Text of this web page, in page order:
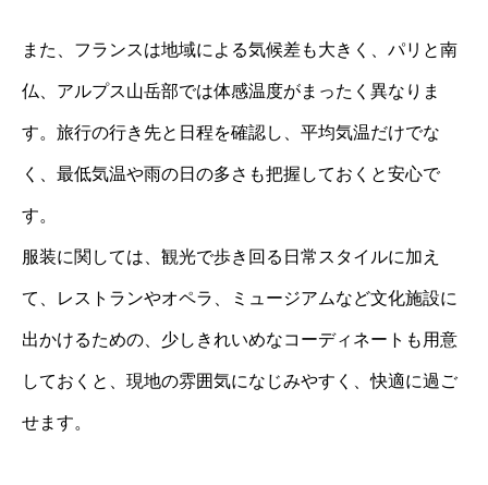
また、フランスは地域による気候差も大きく、パリと南
仏、アルプス山岳部では体感温度がまったく異なりま
す。旅行の行き先と日程を確認し、平均気温だけでな
く、最低気温や雨の日の多さも把握しておくと安心で
す。
服装に関しては、観光で歩き回る日常スタイルに加え
て、レストランやオペラ、ミュージアムなど文化施設に
出かけるための、少しきれいめなコーディネートも用意
しておくと、現地の雰囲気になじみやすく、快適に過ご
せます。